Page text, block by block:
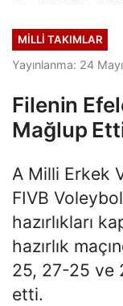
MILLI TAKIMLAR
Yayınlanma: 24
Filenin
Mağlup
A Milli Erkek
FIVB
hazırlıkları
hazırlık
25, 27-25 ve
etti.